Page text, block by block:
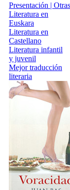
Presentación |
Literatura en
Euskara
Literatura en
Castellano
Literatura infantil
y juvenil
Mejor traducción
literaria